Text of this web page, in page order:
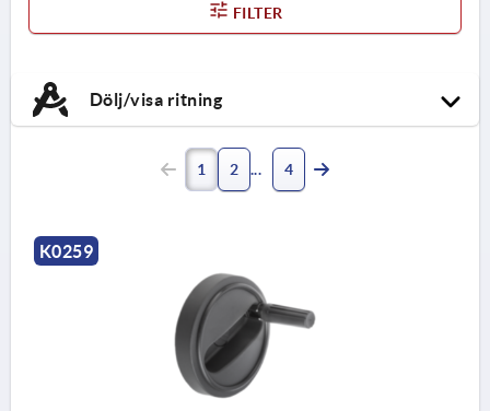
FILTER
Dölj/visa ritning
1 2 4
K0259